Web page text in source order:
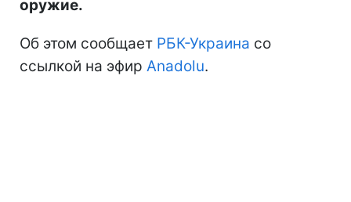
оружие.
Об этом сообщает РБК-Украина со
ссылкой на эфир Anadolu.